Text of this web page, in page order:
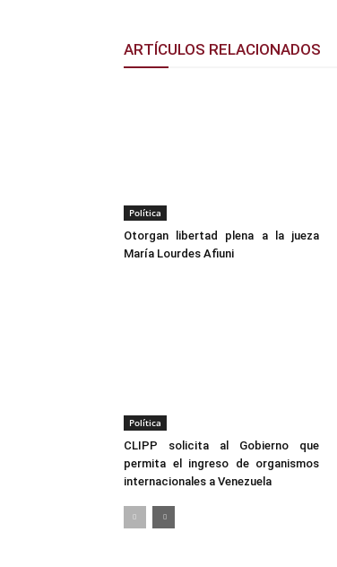
ARTÍCULOS RELACIONADOS
Política
Otorgan libertad plena a la jueza
María Lourdes Afiuni
Política
CLIPP solicita al Gobierno que
permita el ingreso de organismos
internacionales a Venezuela